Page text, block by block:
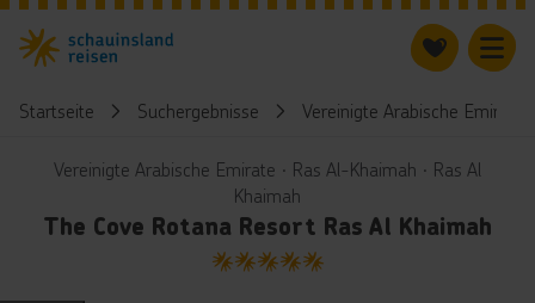
Startseite Suchergebnisse Vereinigte Arabische Emirate
Vereinigte Arabische Emirate ∙ Ras Al-Khaimah ∙ Ras Al
Khaimah
The Cove Rotana Resort Ras Al Khaimah
5